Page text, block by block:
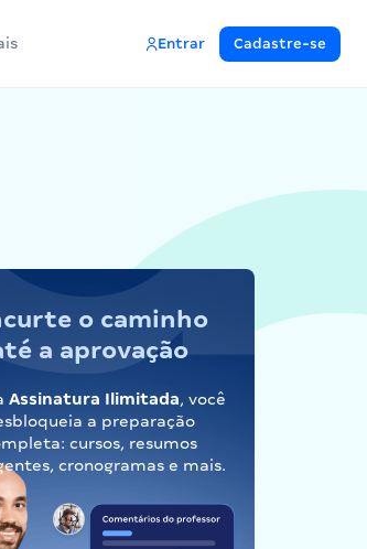
Entrar Cadastre-se
o caminho
a aprovação
Assinatura Ilimitada, você
a preparação
cursos, resumos
cronogramas e mais.